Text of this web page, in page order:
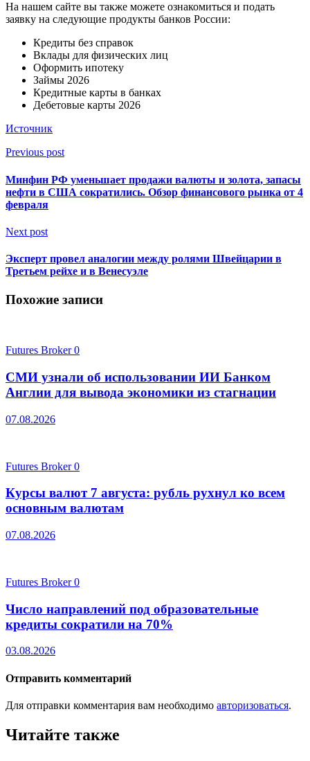
На нашем сайте вы также можете ознакомиться и подать
заявку на следующие продукты банков России:
Кредиты без справок
Вклады для физических лиц
Оформить ипотеку
Займы 2026
Кредитные карты в банках
Дебетовые карты 2026
Источник
Previous post
Минфин РФ уменьшает продажи валюты и золота, запасы
нефти в США сократились. Обзор финансового рынка от 4
февраля
Next post
Эксперт провел аналогии между ролями Швейцарии в
Третьем рейхе и в Венесуэле
Похожие записи
Futures Broker0
СМИ узнали об использовании ИИ Банком
Англии для вывода экономики из стагнации
07.08.2026
Futures Broker0
Курсы валют 7 августа: рубль рухнул ко всем
основным валютам
07.08.2026
Futures Broker0
Число направлений под образовательные
кредиты сократили на 70%
03.08.2026
Отправить комментарий
Для отправки комментария вам необходимо авторизоваться.
Читайте также